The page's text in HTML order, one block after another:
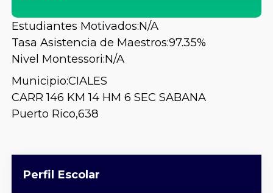
Estudiantes Motivados:N/A
Tasa Asistencia de Maestros:97.35%
Nivel Montessori:N/A
Municipio:CIALES
CARR 146 KM 14 HM 6 SEC SABANA
Puerto Rico,638
Perfil Escolar